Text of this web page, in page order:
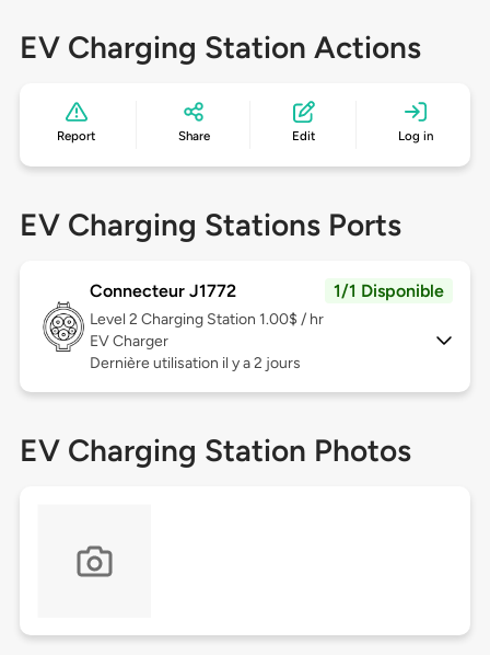
EV Charging Station Actions
Report Share Edit Log in
EV Charging Stations Ports
Connecteur J1772 1/1 Disponible
Level 2 Charging Station 1.00$ / hr
EV Charger
Dernière utilisation il y a 2 jours
EV Charging Station Photos